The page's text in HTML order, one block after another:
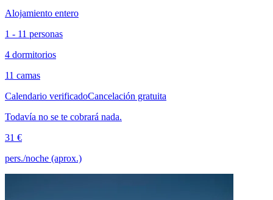
Alojamiento entero
1 - 11 personas
4 dormitorios
11 camas
Calendario verificadoCancelación gratuita
Todavía no se te cobrará nada.
31 €
pers./noche (aprox.)